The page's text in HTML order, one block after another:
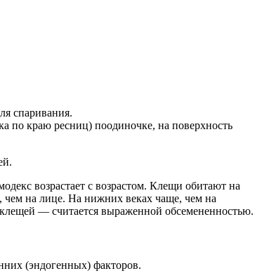
спаривания.
по краю ресниц) поодиночке, на поверхность
возрастает с возрастом. Клещи обитают на
чем на лице. На нижних веках чаще, чем на
— считается выраженной обсемененностью.
(эндогенных) факторов.